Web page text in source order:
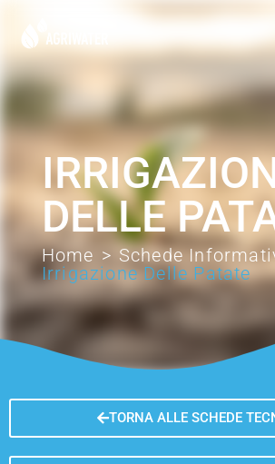
DELLE
Home > Schede
Irrigazione Delle Patate
TORNA ALLE SCHEDE